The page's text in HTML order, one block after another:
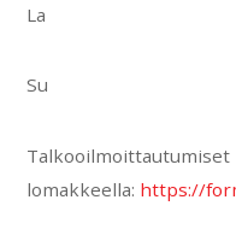
La
Su
Talkooilmoittautumiset
lomakkeella: https://